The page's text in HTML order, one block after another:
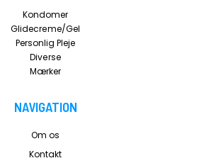
Kondomer
Glidecreme/Gel
Personlig Pleje
Diverse
Mærker
NAVIGATION
Om os
Kontakt